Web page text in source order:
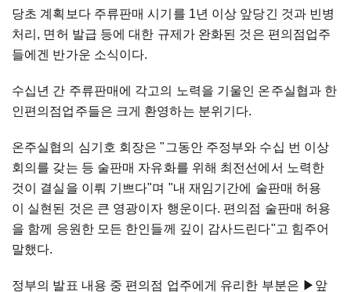
당초 계획보다 주류판매 시기를 1년 이상 앞당긴 것과 빈병
처리, 면허 발급 등에 대한 규제가 완화된 것은 편의점업주
들에겐 반가운 소식이다.
수십년 간 주류판매에 각고의 노력을 기울인 온주실협과 한
인편의점업주들은 크게 환영하는 분위기다.
온주실협의 심기호 회장은 "그동안 주정부와 수십 번 이상
회의를 갖는 등 술판매 자유화를 위해 최전선에서 노력한
것이 결실을 이뤄 기쁘다"며 "내 재임기간에 술판매 허용
이 실현된 것은 큰 영광이자 행운이다. 편의점 술판매 허용
을 함께 응원한 모든 한인들께 깊이 감사드린다"고 힘주어
말했다.
정부의 발표 내용 중 편의점 업주에게 유리한 부분은 ▶앞